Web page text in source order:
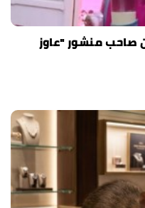
صاحب منشور "عاوز